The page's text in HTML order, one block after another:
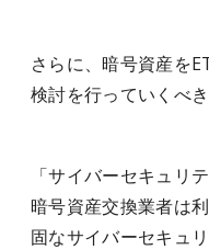
さらに、暗号資産を
検討を行っていくべ
「サイバーセキュリ
暗号資産交換業者は
固なサイバーセキュ